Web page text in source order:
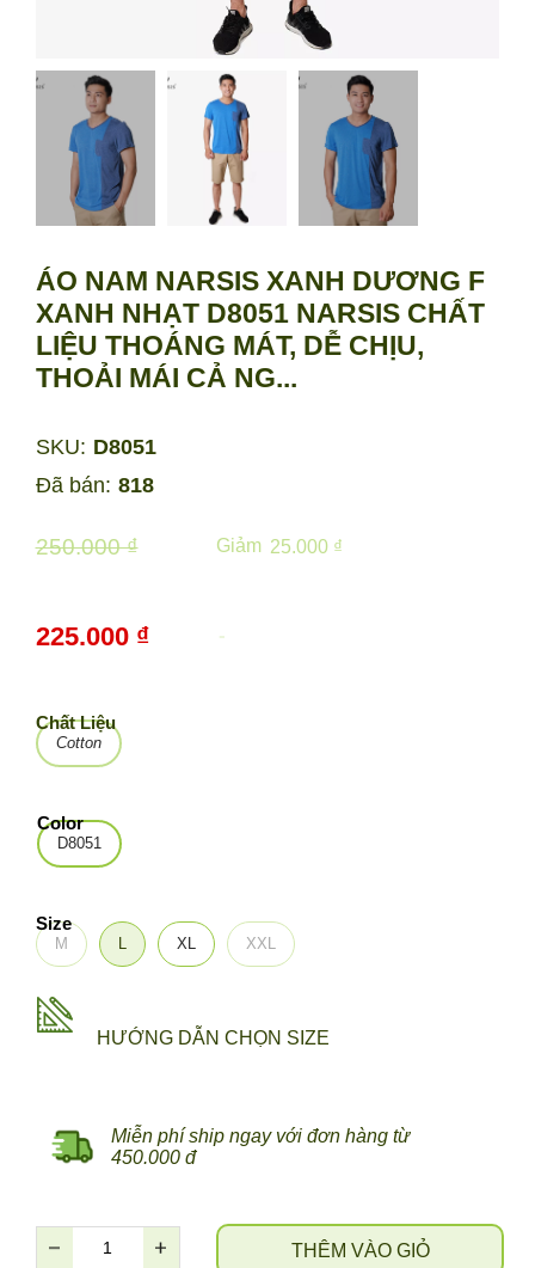
ÁO NAM NARSIS XANH DƯƠNG F
XANH NHẠT D8051 NARSIS CHẤT
LIỆU THOÁNG MÁT, DỄ CHỊU,
THOẢI MÁI CẢ NG...
Đã bán: 818
M L XL XXL
Size
Cotton
Chất Liệu
D8051
Color
THÊM VÀO GIỎ
HƯỚNG DẪN CHỌN SIZE
Miễn phí ship ngay với đơn hàng từ
450.000 đ
-
225.000 ₫
250.000 ₫ 25.000 ₫
Giảm
SKU: D8051